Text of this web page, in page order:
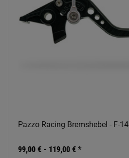
Pazzo Racing Bremshebel - F-14
99,00 € - 119,00 € *